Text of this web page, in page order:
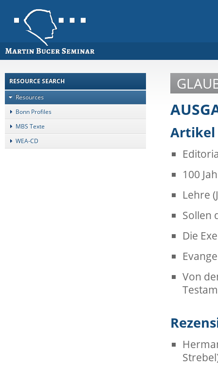
RESOURCE SEARCH
Resources
Bonn Profiles
MBS Texte
WEA-CD
Artikel
100
Lehre
Sollen
Die
Von